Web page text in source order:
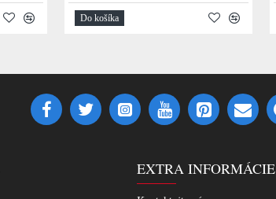
Do košíka
EXTRA INFORMÁCIE